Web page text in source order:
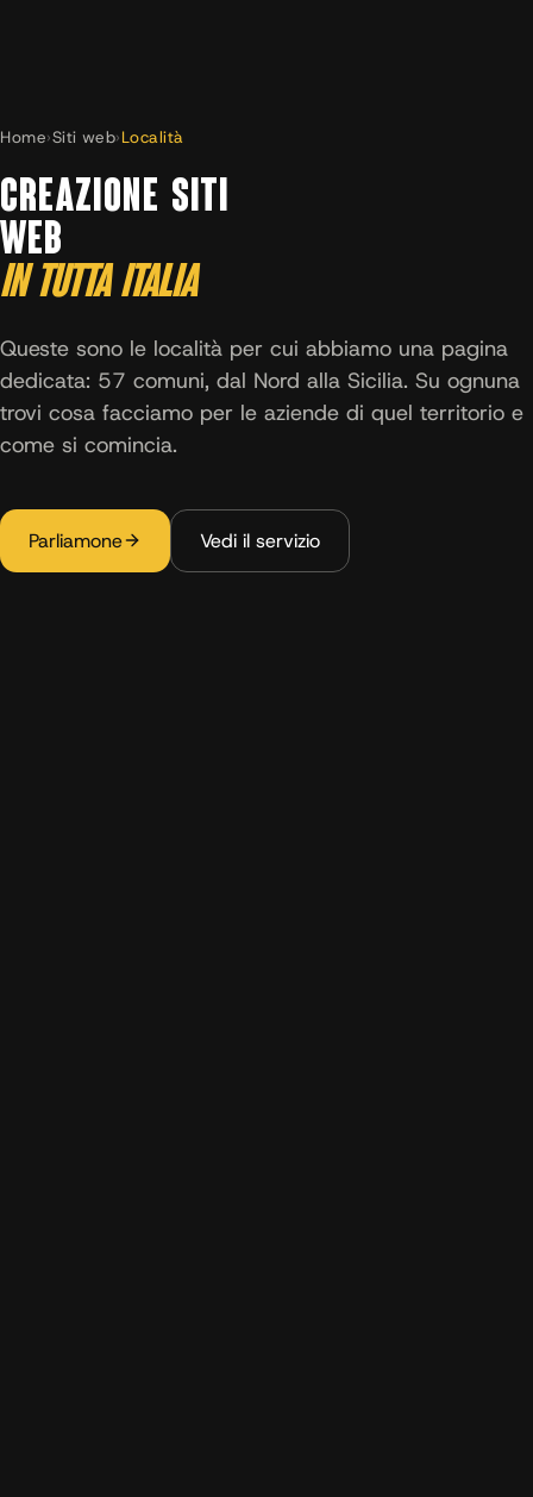
Home›Siti web›Località
CREAZIONE SITI
WEB
IN TUTTA ITALIA
Queste sono le località per cui abbiamo una pagina
dedicata: 57 comuni, dal Nord alla Sicilia. Su ognuna
trovi cosa facciamo per le aziende di quel territorio e
come si comincia.
Parliamone Vedi il servizio